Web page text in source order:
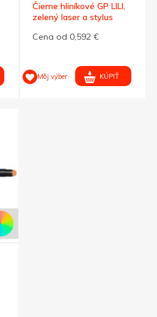
Čierne hliníkové GP LILI,
zelený laser a stylus
Cena od 0,592 €
Môj výber KÚPIŤ